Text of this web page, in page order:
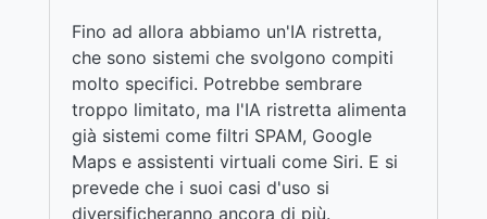
Fino ad allora abbiamo un'IA ristretta,
che sono sistemi che svolgono compiti
molto specifici. Potrebbe sembrare
troppo limitato, ma l'IA ristretta alimenta
già sistemi come filtri SPAM, Google
Maps e assistenti virtuali come Siri. E si
prevede che i suoi casi d'uso si
diversificheranno ancora di più.